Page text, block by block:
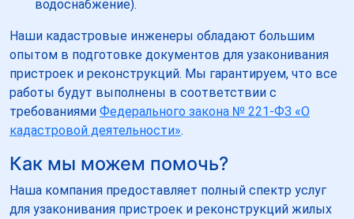
водоснабжение).
Наши кадастровые инженеры обладают большим
опытом в подготовке документов для узаконивания
пристроек и реконструкций. Мы гарантируем, что все
работы будут выполнены в соответствии с
требованиями Федерального закона № 221-ФЗ «О
кадастровой деятельности».
Как мы можем помочь?
Наша компания предоставляет полный спектр услуг
для узаконивания пристроек и реконструкций жилых